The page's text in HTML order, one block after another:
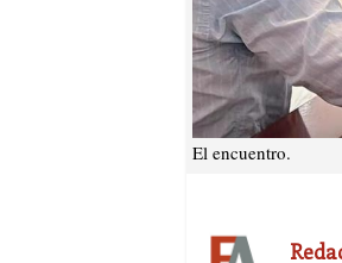
El encuentro.